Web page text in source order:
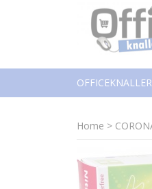
Home >